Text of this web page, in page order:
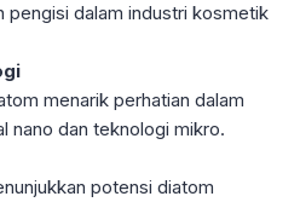
pengisi dalam industri kosmetik
menarik perhatian dalam
nano dan teknologi mikro.
potensi diatom